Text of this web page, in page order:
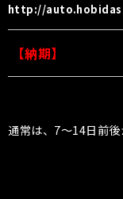
http://
【納期】
通常は、7〜14日前後